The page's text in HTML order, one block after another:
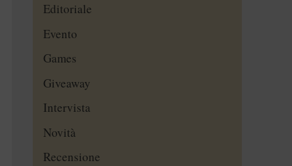
Editoriale
Evento
Games
Giveaway
Intervista
Novità
Recensione